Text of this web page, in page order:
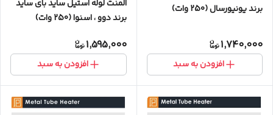
برند یونیورسال (250 وات)
1,740,000
افزودن به سبد
المنت لوله استیل ساید بای ساید
برند دوو ، اسنوا (250 وات)
1,595,000
افزودن به سبد